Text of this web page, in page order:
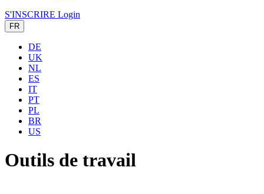
S'INSCRIRE Login
FR
DE
UK
NL
ES
IT
PT
PL
BR
US
Outils de travail